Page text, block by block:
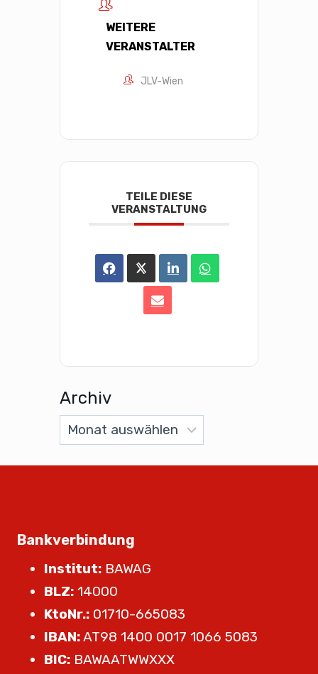
WEITERE
VERANSTALTER
JLV-Wien
TEILE DIESE
VERANSTALTUNG
Archiv
Bankverbindung
Institut: BAWAG
BLZ: 14000
KtoNr.: 01710-665083
IBAN:AT98 1400 0017 1066 5083
BIC: BAWAATWWXXX